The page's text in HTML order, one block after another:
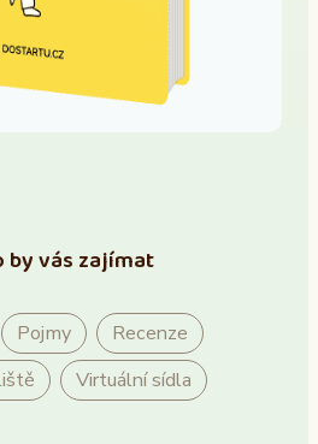
by vás zajímat
Pojmy
Recenze
Virtuální sídla